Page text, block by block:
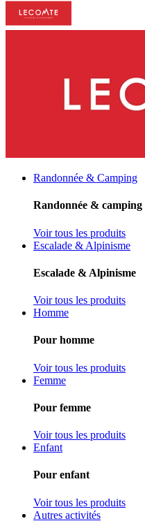
Randonnée & Camping
Randonnée & camping
Voir tous les produits
Escalade & Alpinisme
Escalade & Alpinisme
Voir tous les produits
Homme
Pour homme
Voir tous les produits
Femme
Pour femme
Voir tous les produits
Enfant
Pour enfant
Voir tous les produits
Autres activités